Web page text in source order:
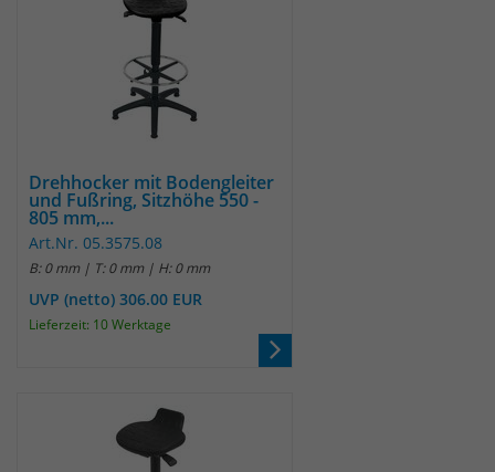
Drehhocker mit Bodengleiter
und Fußring, Sitzhöhe 550 -
805 mm,...
Art.Nr. 05.3575.08
B: 0 mm | T: 0 mm | H: 0 mm
UVP (netto) 306.00 EUR
Lieferzeit: 10 Werktage